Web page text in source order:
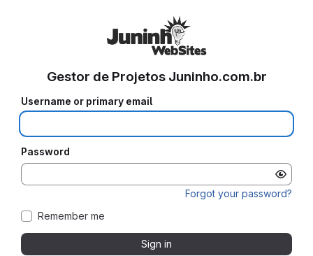
Gestor de Projetos Juninho.com.br
Username or primary email
Password
Forgot your password?
Remember me
Sign in